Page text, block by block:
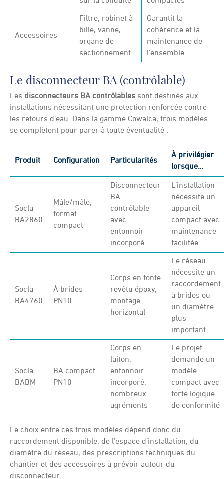
Accessoires
Filtre, robinet à
bille, vanne,
organe de
sectionnement
Garantit la
cohérence et la
maintenance de
l’ensemble
Le disconnecteur BA (contrôlable)
Les disconnecteurs BA contrôlables sont destinés aux
installations nécessitant une protection renforcée contre
les retours d’eau. Dans la gamme Cowalca, trois modèles
se complètent pour parer à toute éventualité :
Produit Configuration Particularités
À privilégier
lorsque…
Socla
BA2860
Mâle/mâle,
format
compact
Disconnecteur
BA
contrôlable
avec
entonnoir
incorporé
L’installation
nécessite un
appareil
compact avec
maintenance
facilitée
Socla
BA4760
À brides
PN10
Corps en fonte
revêtu époxy,
montage
horizontal
Le réseau
nécessite un
raccordement
à brides ou
un diamètre
plus
important
Socla
BABM
BA compact
PN10
Corps en
laiton,
entonnoir
incorporé,
nombreux
agréments
Le projet
demande un
modèle
compact avec
forte logique
de conformité
Le choix entre ces trois modèles dépend donc du
raccordement disponible, de l’espace d’installation, du
diamètre du réseau, des prescriptions techniques du
chantier et des accessoires à prévoir autour du
disconnecteur.